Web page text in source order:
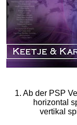
1. Ab der PSP
horizontal
vertikal